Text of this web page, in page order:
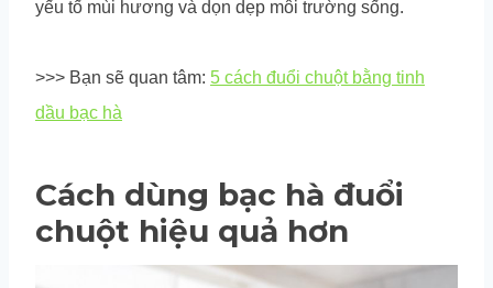
yếu tố mùi hương và dọn dẹp môi trường sống.
>>> Bạn sẽ quan tâm: 5 cách đuổi chuột bằng tinh
dầu bạc hà
Cách dùng bạc hà đuổi
chuột hiệu quả hơn